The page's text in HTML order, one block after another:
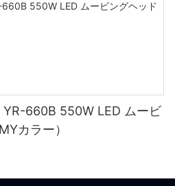
660B 550W LED ムービ
カラー）